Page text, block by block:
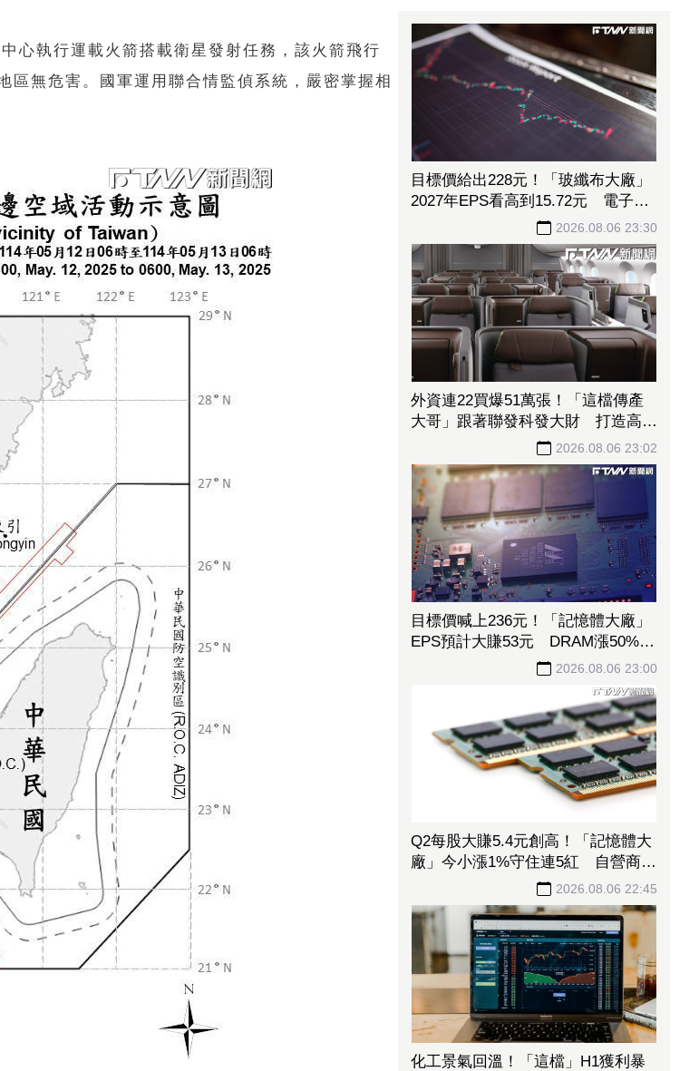
心執行運載火箭搭載衛星發射任務，該火箭飛行
區無危害。國軍運用聯合情監偵系統，嚴密掌握相
目標價給出228元！「玻纖布大廠」
2027年EPS看高到15.72元 電子材
料放量＋轉投資挹注營收2026.08.06 23:30
外資連22買爆51萬張！「這檔傳產
大哥」跟著聯發科發大財 打造高效
2026.08.06 23:02
目標價喊上236元！「記憶體大廠」
EPS預計大賺53元 DRAM漲50%、
Flash漲30%獲利大增 2026.08.06 23:00
Q2每股大賺5.4元創高！「記憶體大
廠」今小漲1%守住連5紅 自營商卻
脫手449張、抱回7549萬元2026.08.06 22:45
化工景氣回溫！「這檔」H1獲利暴